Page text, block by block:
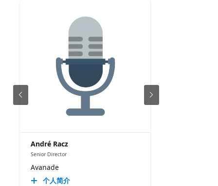
André Racz
Senior Director
Avanade
个人简介